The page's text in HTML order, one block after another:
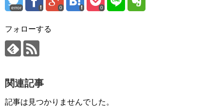
error 0 0
フォローする
関連記事
記事は見つかりませんでした。